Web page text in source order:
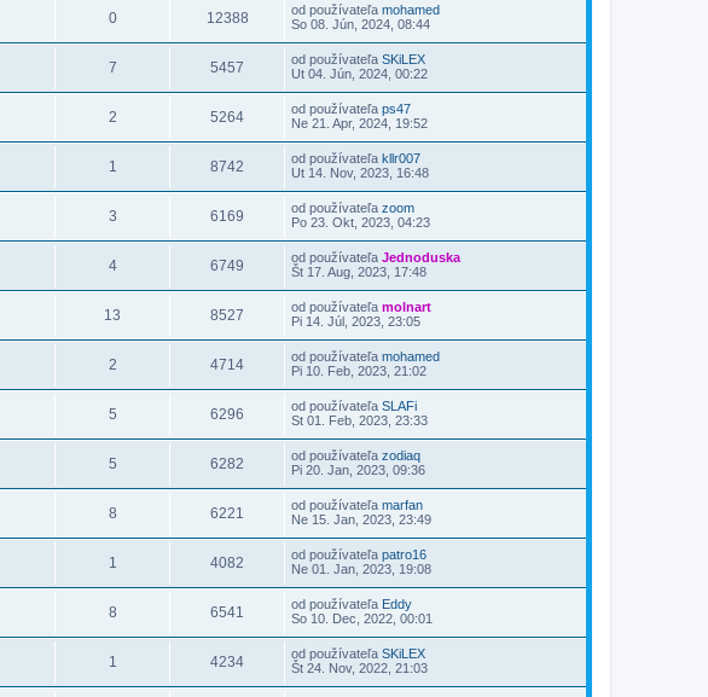
0 12388 od používateľa mohamed
So 08. Jún, 2024, 08:44
7 5457 od používateľa SKiLEX
Ut 04. Jún, 2024, 00:22
2 5264 od používateľa ps47
Ne 21. Apr, 2024, 19:52
1 8742 od používateľa kllr007
Ut 14. Nov, 2023, 16:48
3 6169 od používateľa zoom
Po 23. Okt, 2023, 04:23
4 6749 od používateľa Jednoduska
Št 17. Aug, 2023, 17:48
13 8527 od používateľa molnart
Pi 14. Júl, 2023, 23:05
2 4714 od používateľa mohamed
Pi 10. Feb, 2023, 21:02
5 6296 od používateľa SLAFi
St 01. Feb, 2023, 23:33
5 6282 od používateľa zodiaq
Pi 20. Jan, 2023, 09:36
8 6221 od používateľa marfan
Ne 15. Jan, 2023, 23:49
1 4082 od používateľa patro16
Ne 01. Jan, 2023, 19:08
8 6541 od používateľa Eddy
So 10. Dec, 2022, 00:01
1 4234 od používateľa SKiLEX
Št 24. Nov, 2022, 21:03